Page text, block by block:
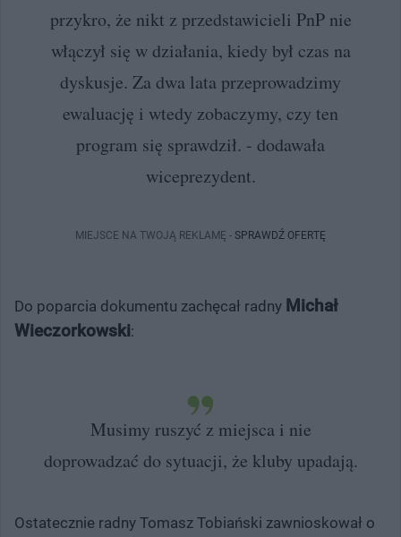
przykro, że nikt z przedstawicieli PnP nie
włączył się w działania, kiedy był czas na
dyskusje. Za dwa lata przeprowadzimy
ewaluację i wtedy zobaczymy, czy ten
program się sprawdził. - dodawała
wiceprezydent.
MIEJSCE NA TWOJĄ REKLAMĘ - SPRAWDŹ OFERTĘ
Do poparcia dokumentu zachęcał radny Michał
Wieczorkowski:
Musimy ruszyć z miejsca i nie
doprowadzać do sytuacji, że kluby upadają.
Ostatecznie radny Tomasz Tobiański zawnioskował o